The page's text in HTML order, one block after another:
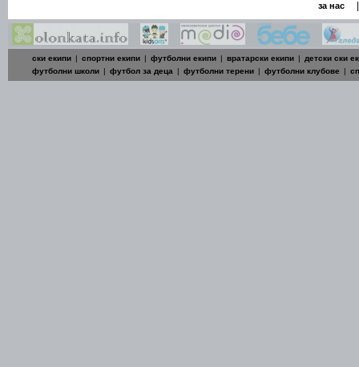
за нас
ски екипи | спортни екипи | футболни екипи | вратарски екипи |
детски ски
футболни школи | футбол за деца | футболни терени | футболни клубове |